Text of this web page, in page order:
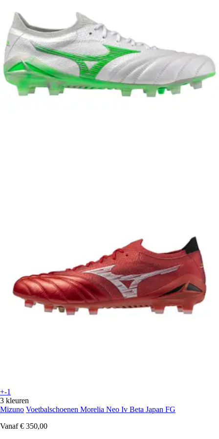
+-1
3 kleuren
Mizuno Voetbalschoenen Morelia Neo Iv Beta Japan FG
Vanaf € 350,00